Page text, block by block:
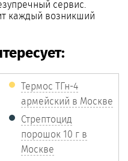
сервис.
каждый возникший
Термос ТГн-4
армейский в Москве
Стрептоцид
порошок 10 г в
Москве